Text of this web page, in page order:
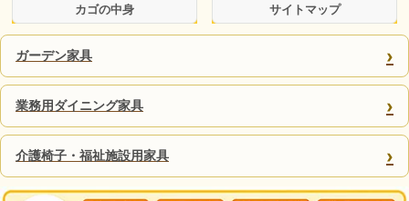
カゴの中身 サイトマップ
ガーデン家具 ›
業務用ダイニング家具 ›
介護椅子・福祉施設用家具 ›